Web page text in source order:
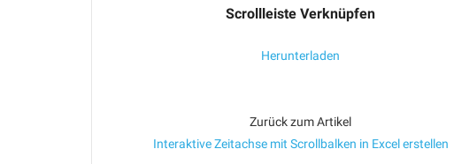
Scrollleiste Verknüpfen
Herunterladen
Zurück zum Artikel
Interaktive Zeitachse mit Scrollbalken in Excel erstellen